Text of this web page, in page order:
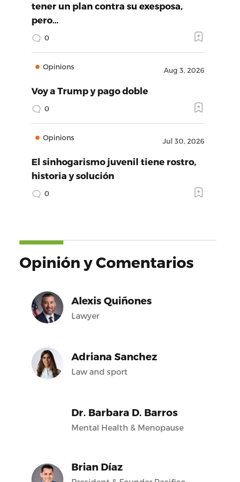
tener un plan contra su exesposa,
pero…
0
Opinions Aug 3, 2026
Voy a Trump y pago doble
0
Opinions Jul 30, 2026
El sinhogarismo juvenil tiene rostro,
historia y solución
0
Opinión y Comentarios
Alexis Quiñones
Lawyer
Adriana Sanchez
Law and sport
Dr. Barbara D. Barros
Mental Health & Menopause
Brian Díaz